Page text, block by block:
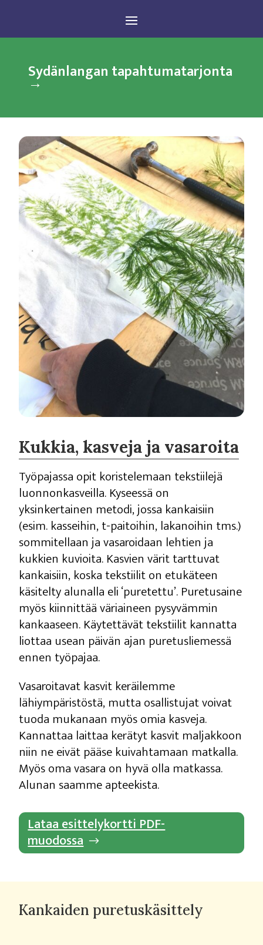
Sydänlangan tapahtumatarjonta
→
Kukkia, kasveja ja vasaroita
Työpajassa opit koristelemaan tekstiilejä
luonnonkasveilla. Kyseessä on
yksinkertainen metodi, jossa kankaisiin
(esim. kasseihin, t-paitoihin, lakanoihin tms.)
sommitellaan ja vasaroidaan lehtien ja
kukkien kuvioita. Kasvien värit tarttuvat
kankaisiin, koska tekstiilit on etukäteen
käsitelty alunalla eli ‘puretettu’. Puretusaine
myös kiinnittää väriaineen pysyvämmin
kankaaseen. Käytettävät tekstiilit kannatta
liottaa usean päivän ajan puretusliemessä
ennen työpajaa.
Vasaroitavat kasvit keräilemme
lähiympäristöstä, mutta osallistujat voivat
tuoda mukanaan myös omia kasveja.
Kannattaa laittaa kerätyt kasvit maljakkoon
niin ne eivät pääse kuivahtamaan matkalla.
Myös oma vasara on hyvä olla matkassa.
Alunan saamme apteekista.
Lataa esittelykortti PDF-
muodossa
Kankaiden puretuskäsittely